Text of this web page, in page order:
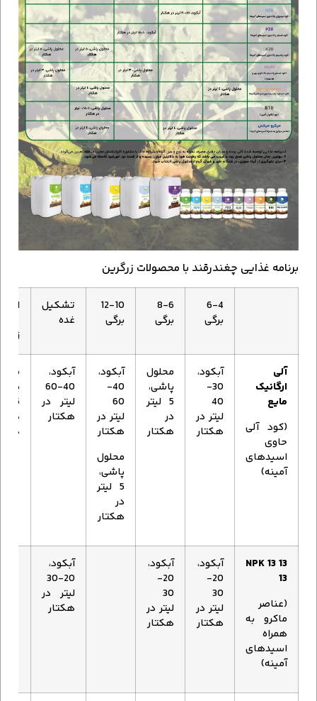
برنامه غذایی چغندرقند با محصولات زرگرین
6-4
برگی
8-6
برگی
12-10
برگی
تشکیل
غده
زنی
آلی
ارگانیک
مایع
(کود آلی
حاوی
اسیدهای
آمینه)
آبکود،
30-
40
لیتر در
هکتار
محلول
پاشی،
5 لیتر
در
هکتار
آبکود،
40-
60
لیتر در
هکتار
محلول
پاشی،
5 لیتر
در
هکتار
آبکود،
40-60
لیتر در
هکتار
در
NPK 13 13
13
(عناصر
ماکرو به
همراه
اسیدهای
آمینه)
آبکود،
20-
30
لیتر در
هکتار
آبکود،
20-
30
لیتر در
هکتار
آبکود،
20-30
لیتر در
هکتار